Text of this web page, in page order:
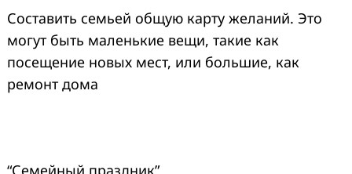
Составить семьей общую карту желаний. Это
могут быть маленькие вещи, такие как
посещение новых мест, или большие, как
ремонт дома
“Семейный праздник”